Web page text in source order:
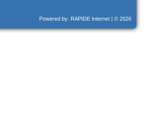
Powered by: RAPIDE Internet | © 2026